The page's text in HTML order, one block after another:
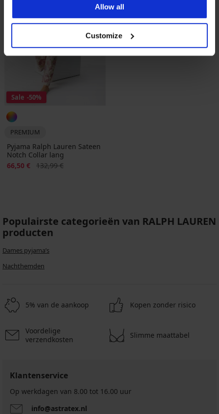
Allow all
Customize
Sale -50%
PREMIUM
Pyjama Ralph Lauren Sateen
Notch Collar lang
Korting
66,50 € Oorspronkelijke prijs
132,99 €
Populairste categorieën van RALPH LAUREN
producten
Dames pyjama’s
Nachthemden
5% van de aankoop Kopen zonder risico
Voordelige
verzendkosten
Slimme maattabel
Klantenservice
Op werkdagen van 8.00 tot 16.00 uur
info@astratex.nl